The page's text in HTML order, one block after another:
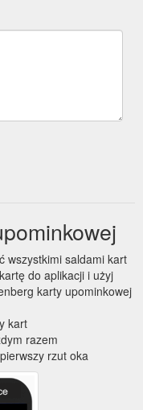
wszystkimi saldami kart
do aplikacji i użyj
karty upominkowej
kart
razem
rzut oka